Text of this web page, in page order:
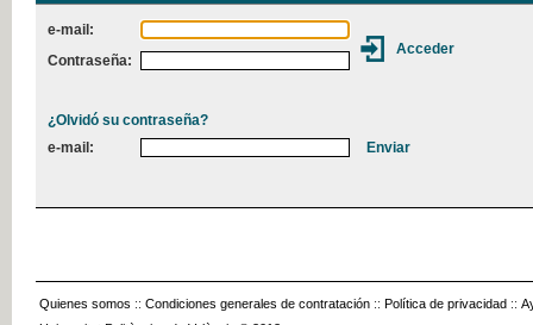
e-mail:
Contraseña:
¿Olvidó su contraseña?
e-mail:
Quienes somos :: Condiciones generales de contratación :: Política de privacidad ::